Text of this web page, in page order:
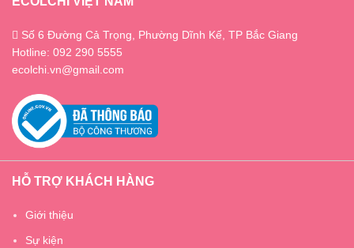
Số 6 Đường Cả Trọng, Phường Dĩnh Kế, TP Bắc Giang
Hotline: 092 290 5555
ecolchi.vn@gmail.com
HỖ TRỢ KHÁCH HÀNG
Giới thiệu
Sự kiện